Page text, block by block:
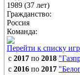
1989 (37 лет)
Гражданство:
Россия
Команда:
Перейти к списку
с 2017 по 2018
с 2016 по 2017